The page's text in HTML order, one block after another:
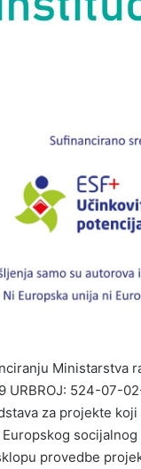
Ministarstva
URBROJ: 524-07-
za projekte
provedbe